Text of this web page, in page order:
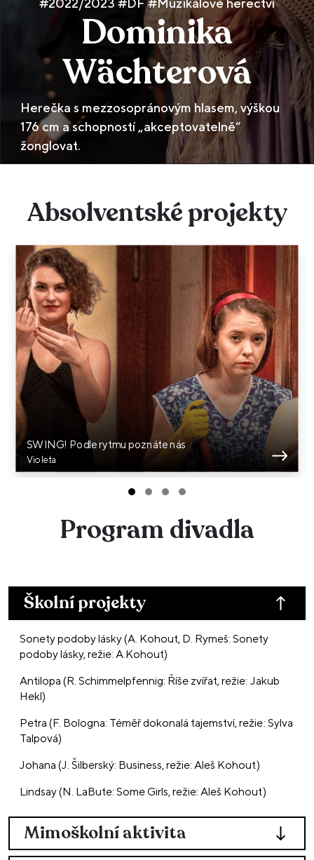
#2022/2023 #DF #Muzikálové herectví
Dominika
Wächterová
Herečka s mezzosopránovým hlasem, výškou
176 cm a schopností „akceptovatelně“
žonglovat.
Školní projekty
Sonety podoby lásky (A. Kohout, D. Rymeš: Sonety
podoby lásky, režie: A.Kohout)
Antilopa (R. Schimmelpfennig: Říše zvířat, režie: Jakub
Hekl)
Petra (F. Bologna: Téměř dokonalá tajemství, režie: Sylva
Talpová)
Johana (J. Šilberský: Business, režie: Aleš Kohout)
Lindsay (N. LaBute: Some Girls, režie: Aleš Kohout)
Mimoškolní aktivita
Absolventské projekty
SWING! Podle rytmu poznáte nás
Violeta
Program divadla